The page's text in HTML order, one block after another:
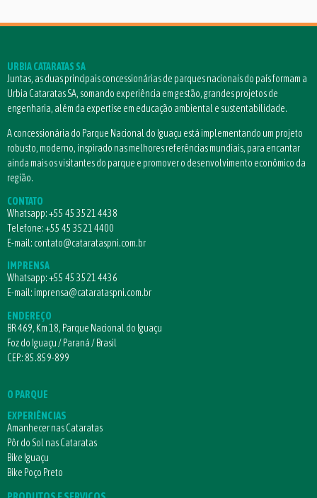
URBIA CATARATAS SA
Juntas, as duas principais concessionárias de parques nacionais do país formam a
Urbia Cataratas SA, somando experiência em gestão, grandes projetos de
engenharia, além da expertise em educação ambiental e sustentabilidade.
A concessionária do Parque Nacional do Iguaçu está implementando um projeto
robusto, moderno, inspirado nas melhores referências mundiais, para encantar
ainda mais os visitantes do parque e promover o desenvolvimento econômico da
região.
CONTATO
Whatsapp:+55 45 3521 4438
Telefone:+55 45 3521 4400
E-mail: contato@catarataspni.com.br
IMPRENSA
Whatsapp:+55 45 3521 4436
E-mail: imprensa@catarataspni.com.br
ENDEREÇO
BR 469, Km 18, Parque Nacional do Iguaçu
Foz do Iguaçu / Paraná / Brasil
CEP.: 85.859-899
O PARQUE
EXPERIÊNCIAS
Amanhecer nas Cataratas
Pôr do Sol nas Cataratas
Bike Iguaçu
Bike Poço Preto